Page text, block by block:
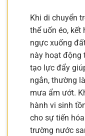
Khi di chuyển
thể uốn éo, kết
ngực xuống
này hoạt động
tạo lực đẩy
ngắn, thường
mưa ẩm ướt.
hành vi sinh
cho sự tiến
trường nước